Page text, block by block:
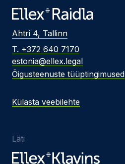
Ahtri 4, Tallinn
T. +372 640 7170
estonia@ellex.legal
Õigusteenuste tüüptingimused
Külasta veebilehte
Läti